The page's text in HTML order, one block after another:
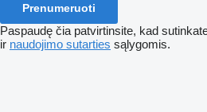
Prenumeruoti
Paspaudę čia patvirtinsite, kad
ir naudojimo sutarties sąlygomis.